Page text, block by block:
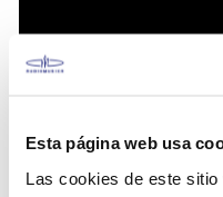
Esta página web usa
Las cookies de este